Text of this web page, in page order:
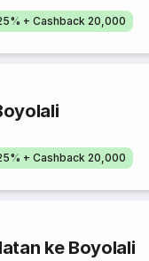
+ Cashback 20,000
+ Cashback 20,000
ke Boyolali